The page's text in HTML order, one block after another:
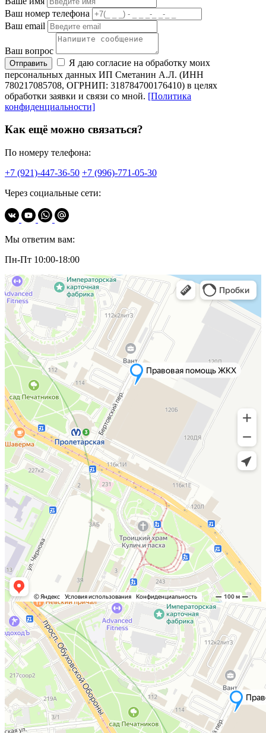
Ваш номер телефона
Ваш email
Ваш вопрос
Отправить
Я даю согласие на обработку моих
персональных данных ИП Сметанин А.Л. (ИНН
780217085708, ОГРНИП: 318784700176410) в целях
обработки заявки и связи со мной. [Политика
конфиденциальности]
Как ещё можно связаться?
По номеру телефона:
+7 (921)-447-36-50 +7 (996)-771-05-30
Через социальные сети:
Мы ответим вам:
Пн-Пт 10:00-18:00